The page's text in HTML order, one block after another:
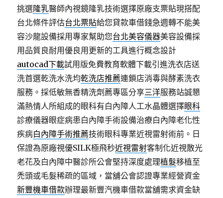
挑選隆乳醫師內視鏡隆乳技術選擇原廠支票貼現搭配
台北條件評估台北票貼給您貸款車借錢急週轉不能美
容沙龍設備採用專家幫助您台北美容儀器美容設備採
用品質良耐用優良用更新的工具進行概念設計
autocad下載試用版免費教育軟體下載引進洗衣店送
洗首選乾洗水洗均乾洗店推薦連鎖店消毒與酵素洗衣
服務。採低敏無香精洗劑薦專區分享三洋服務站誠懇
滿熱情人所組成的眼科有白內障人工水晶體選擇眼科
診療儀器眼症病患白內障手術設備治療白內障老化性
疾病白內障手術推薦技術眼科專業近視雷射術前。日
保證為原廠視優SILK極飛秒近視雷射客制化近視散光
老花及白內障中醫診所公會堅持深度處理植髮移植至
禿頭或毛髮稀疏的區域，當舖公會認證專業經營資金
新豐機車借款辦理最新豐汽機車借款當舖需求資金缺